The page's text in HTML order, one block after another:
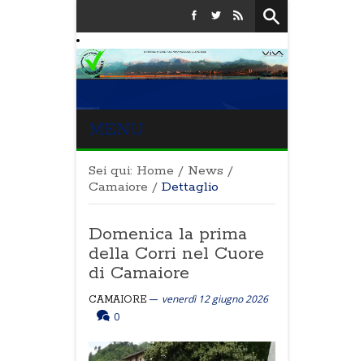
MENU
Sei qui: Home / News /
Camaiore / Dettaglio
Domenica la prima
della Corri nel Cuore
di Camaiore
CAMAIORE
venerdì 12 giugno 2026
0